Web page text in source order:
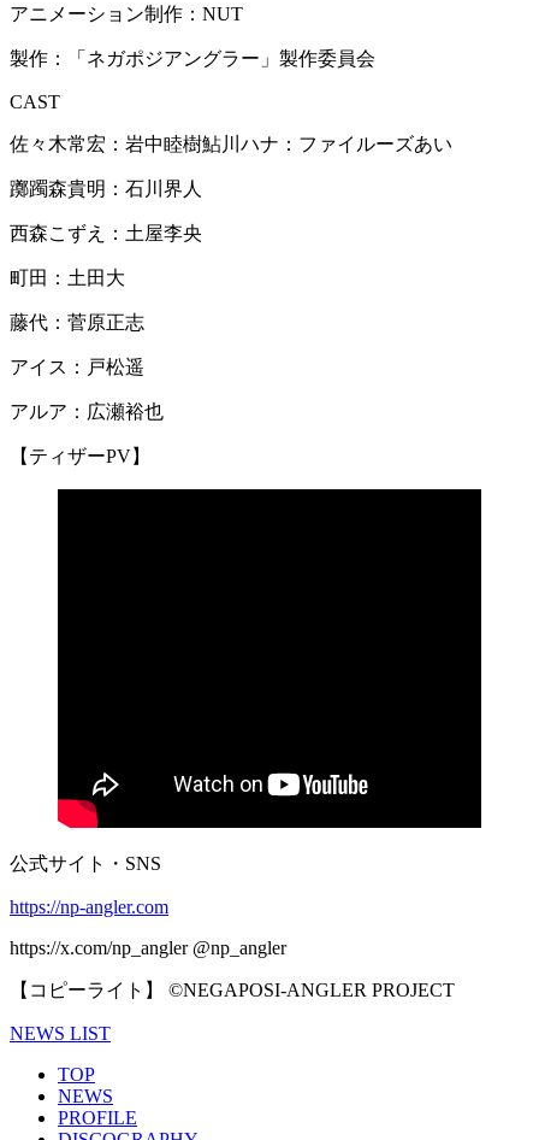
アニメーション制作：NUT
製作：「ネガポジアングラー」製作委員会
CAST
佐々木常宏：岩中睦樹鮎川ハナ：ファイルーズあい
躑躅森貴明：石川界人
西森こずえ：土屋李央
町田：土田大
藤代：菅原正志
アイス：戸松遥
アルア：広瀬裕也
【ティザーPV】
公式サイト・SNS
https://np-angler.com
https://x.com/np_angler @np_angler
【コピーライト】 ©NEGAPOSI-ANGLER PROJECT
NEWS LIST
TOP
NEWS
PROFILE